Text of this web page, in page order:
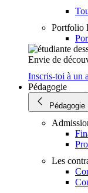
Portfolio
Envie de
Inscris-toi à un
Pédagogie
Pédagogie
Les